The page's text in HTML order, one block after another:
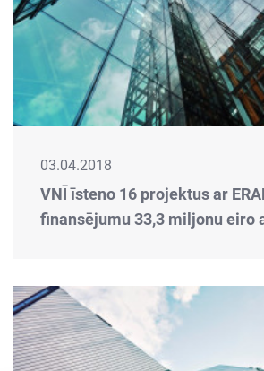
03.04.2018
VNĪ īsteno 16 projektus ar
finansējumu 33,3 miljonu eiro